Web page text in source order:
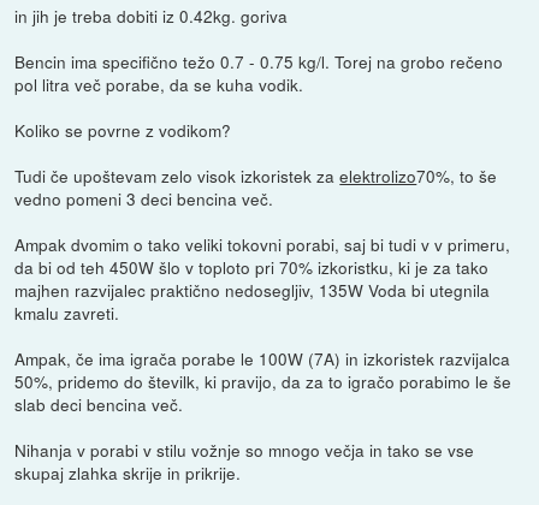
in jih je treba dobiti iz 0.42kg. goriva
Bencin ima specifično težo 0.7 - 0.75 kg/l. Torej na grobo rečeno
pol litra več porabe, da se kuha vodik.
Koliko se povrne z vodikom?
Tudi če upoštevam zelo visok izkoristek zaelektrolizo70%, to še
vedno pomeni 3 deci bencina več.
Ampak dvomim o tako veliki tokovni porabi, saj bi tudi v v primeru,
da bi od teh 450W šlo v toploto pri 70% izkoristku, ki je za tako
majhen razvijalec praktično nedosegljiv, 135W Voda bi utegnila
kmalu zavreti.
Ampak, če ima igrača porabe le 100W (7A) in izkoristek razvijalca
50%, pridemo do številk, ki pravijo, da za to igračo porabimo le še
slab deci bencina več.
Nihanja v porabi v stilu vožnje so mnogo večja in tako se vse
skupaj zlahka skrije in prikrije.